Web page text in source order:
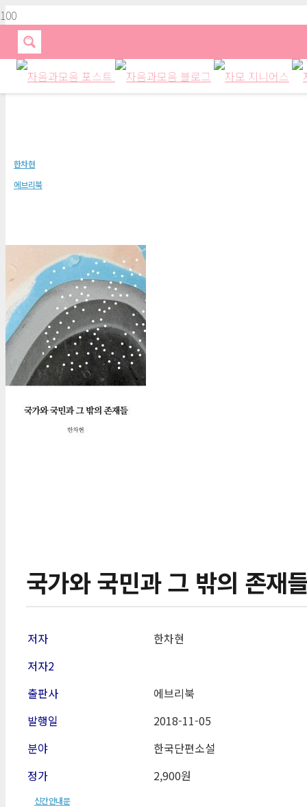
한차현
에브리북
국가와 국민과 그 밖의 존재
저자
한차현
저자2
출판사
에브리북
발행일
2018-11-05
분야
한국단편소설
정가
2,900원
신간안내문